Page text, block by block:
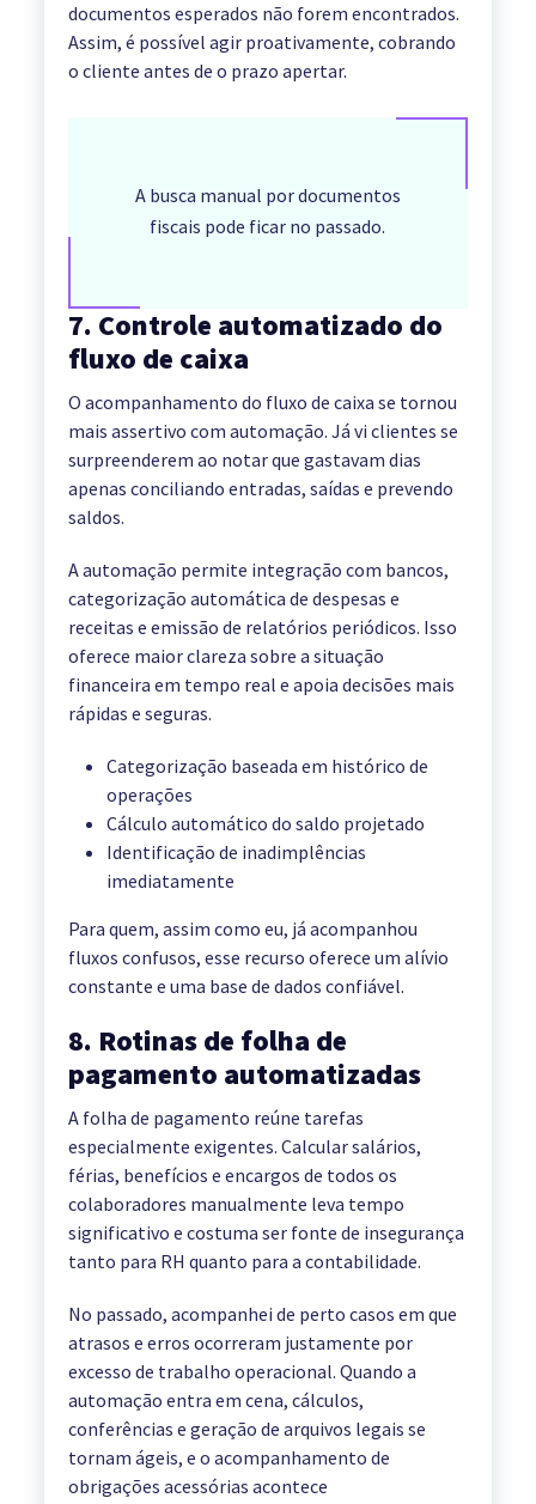
documentos esperados não forem encontrados.
Assim, é possível agir proativamente, cobrando
o cliente antes de o prazo apertar.
A busca manual por documentos
fiscais pode ficar no passado.
7. Controle automatizado do
fluxo de caixa
O acompanhamento do fluxo de caixa se tornou
mais assertivo com automação. Já vi clientes se
surpreenderem ao notar que gastavam dias
apenas conciliando entradas, saídas e prevendo
saldos.
A automação permite integração com bancos,
categorização automática de despesas e
receitas e emissão de relatórios periódicos. Isso
oferece maior clareza sobre a situação
financeira em tempo real e apoia decisões mais
rápidas e seguras.
Categorização baseada em histórico de
operações
Cálculo automático do saldo projetado
Identificação de inadimplências
imediatamente
Para quem, assim como eu, já acompanhou
fluxos confusos, esse recurso oferece um alívio
constante e uma base de dados confiável.
8. Rotinas de folha de
pagamento automatizadas
A folha de pagamento reúne tarefas
especialmente exigentes. Calcular salários,
férias, benefícios e encargos de todos os
colaboradores manualmente leva tempo
significativo e costuma ser fonte de insegurança
tanto para RH quanto para a contabilidade.
No passado, acompanhei de perto casos em que
atrasos e erros ocorreram justamente por
excesso de trabalho operacional. Quando a
automação entra em cena, cálculos,
conferências e geração de arquivos legais se
tornam ágeis, e o acompanhamento de
obrigações acessórias acontece